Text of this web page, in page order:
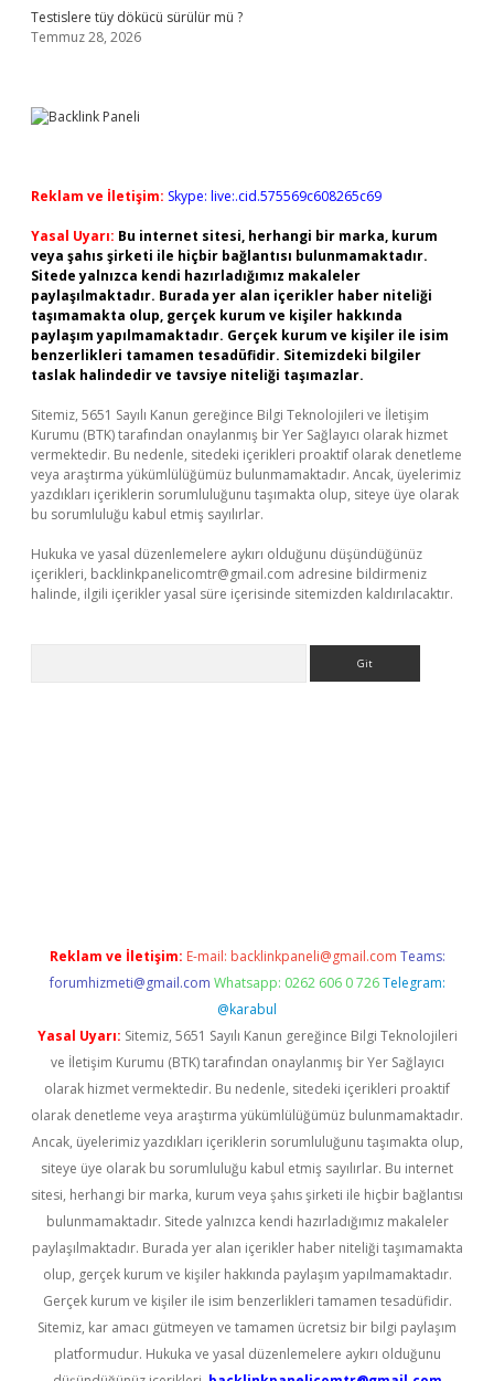
Testislere tüy dökücü sürülür mü ?
Temmuz 28, 2026
Reklam ve İletişim: Skype: live:.cid.575569c608265c69
Yasal Uyarı: Bu internet sitesi, herhangi bir marka, kurum
veya şahıs şirketi ile hiçbir bağlantısı bulunmamaktadır.
Sitede yalnızca kendi hazırladığımız makaleler
paylaşılmaktadır. Burada yer alan içerikler haber niteliği
taşımamakta olup, gerçek kurum ve kişiler hakkında
paylaşım yapılmamaktadır. Gerçek kurum ve kişiler ile isim
benzerlikleri tamamen tesadüfidir. Sitemizdeki bilgiler
taslak halindedir ve tavsiye niteliği taşımazlar.
Sitemiz, 5651 Sayılı Kanun gereğince Bilgi Teknolojileri ve İletişim
Kurumu (BTK) tarafından onaylanmış bir Yer Sağlayıcı olarak hizmet
vermektedir. Bu nedenle, sitedeki içerikleri proaktif olarak denetleme
veya araştırma yükümlülüğümüz bulunmamaktadır. Ancak, üyelerimiz
yazdıkları içeriklerin sorumluluğunu taşımakta olup, siteye üye olarak
bu sorumluluğu kabul etmiş sayılırlar.
Hukuka ve yasal düzenlemelere aykırı olduğunu düşündüğünüz
içerikleri, backlinkpanelicomtr@gmail.com adresine bildirmeniz
halinde, ilgili içerikler yasal süre içerisinde sitemizden kaldırılacaktır.
Reklam ve İletişim: E-mail: backlinkpaneli@gmail.com Teams:
forumhizmeti@gmail.com Whatsapp: 0262 606 0 726 Telegram:
@karabul
Yasal Uyarı: Sitemiz, 5651 Sayılı Kanun gereğince Bilgi Teknolojileri
ve İletişim Kurumu (BTK) tarafından onaylanmış bir Yer Sağlayıcı
olarak hizmet vermektedir. Bu nedenle, sitedeki içerikleri proaktif
olarak denetleme veya araştırma yükümlülüğümüz bulunmamaktadır.
Ancak, üyelerimiz yazdıkları içeriklerin sorumluluğunu taşımakta olup,
siteye üye olarak bu sorumluluğu kabul etmiş sayılırlar. Bu internet
sitesi, herhangi bir marka, kurum veya şahıs şirketi ile hiçbir bağlantısı
bulunmamaktadır. Sitede yalnızca kendi hazırladığımız makaleler
paylaşılmaktadır. Burada yer alan içerikler haber niteliği taşımamakta
olup, gerçek kurum ve kişiler hakkında paylaşım yapılmamaktadır.
Gerçek kurum ve kişiler ile isim benzerlikleri tamamen tesadüfidir.
Sitemiz, kar amacı gütmeyen ve tamamen ücretsiz bir bilgi paylaşım
platformudur. Hukuka ve yasal düzenlemelere aykırı olduğunu